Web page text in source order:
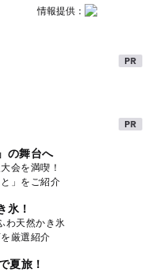
情報提供：
の舞台へ
会を満喫！
」をご紹介
氷！
わ天然かき氷
厳選紹介
夏旅！